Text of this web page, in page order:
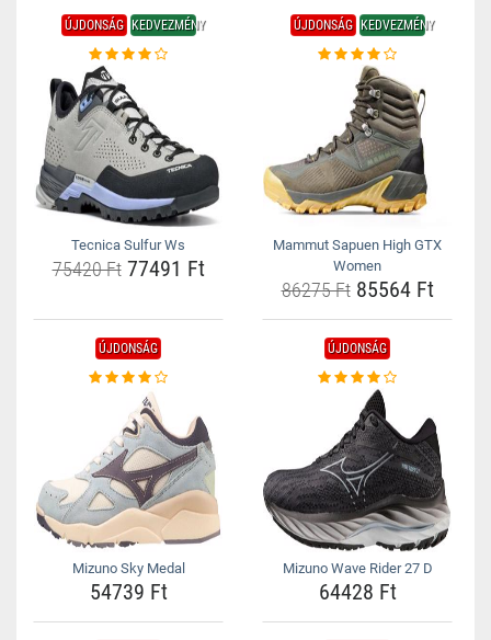
ÚJDONSÁG KEDVEZMÉNY
Tecnica Sulfur Ws
75420 Ft77491 Ft
ÚJDONSÁG KEDVEZMÉNY
Mammut Sapuen High GTX
Women
86275 Ft85564 Ft
ÚJDONSÁG
Mizuno Sky Medal
54739 Ft
ÚJDONSÁG
Mizuno Wave Rider 27 D
64428 Ft